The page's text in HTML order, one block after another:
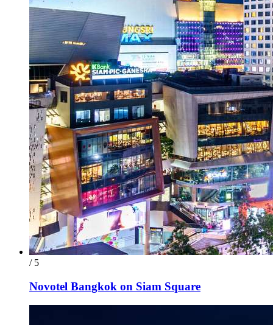
/ 5
Novotel Bangkok on Siam Square